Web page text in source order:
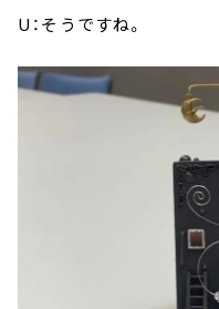
U：そうですね。